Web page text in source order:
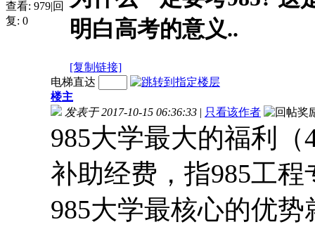
查看: 979|回
复: 0
明白高考的意义..
[复制链接]
电梯直达
楼主
发表于 2017-10-15 06:36:33 | 只看该作者
985大学最大的福利
补助经费，指985工
985大学最核心的优